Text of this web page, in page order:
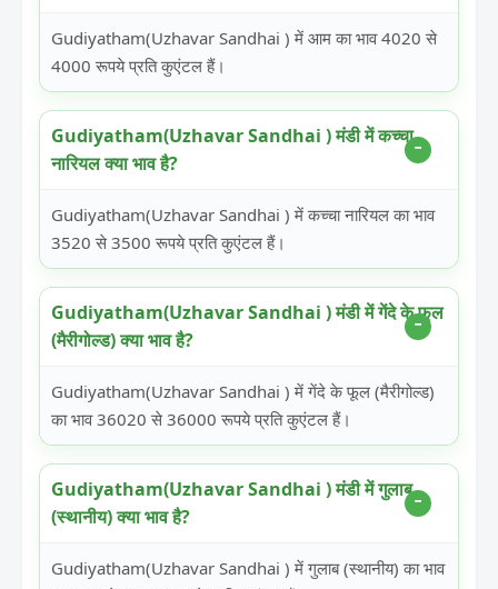
Gudiyatham(Uzhavar Sandhai ) में आम का भाव 4020 से
4000 रूपये प्रति कुएंटल हैं।
Gudiyatham(Uzhavar Sandhai ) मंडी में कच्चा
नारियल क्या भाव है?
Gudiyatham(Uzhavar Sandhai ) में कच्चा नारियल का भाव
3520 से 3500 रूपये प्रति कुएंटल हैं।
Gudiyatham(Uzhavar Sandhai ) मंडी में गेंदे के फूल
(मैरीगोल्ड) क्या भाव है?
Gudiyatham(Uzhavar Sandhai ) में गेंदे के फूल (मैरीगोल्ड)
का भाव 36020 से 36000 रूपये प्रति कुएंटल हैं।
Gudiyatham(Uzhavar Sandhai ) मंडी में गुलाब
(स्थानीय) क्या भाव है?
Gudiyatham(Uzhavar Sandhai ) में गुलाब (स्थानीय) का भाव